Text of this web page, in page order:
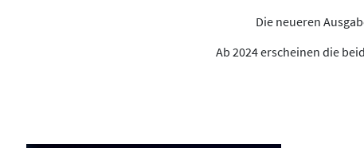
Die neueren
Ab 2024 erscheinen die